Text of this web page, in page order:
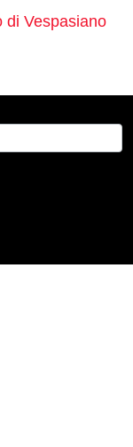
di Vespasiano